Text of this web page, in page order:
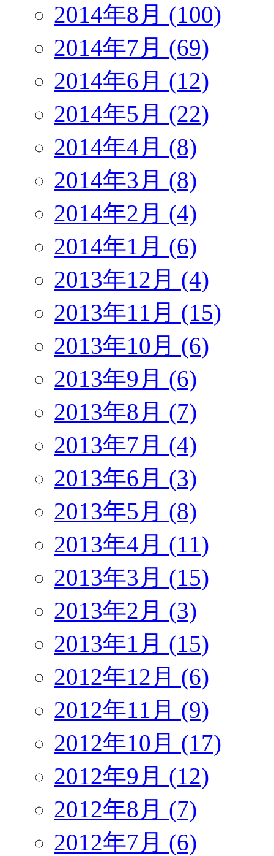
2014年8月 (100)
2014年7月 (69)
2014年6月 (12)
2014年5月 (22)
2014年4月 (8)
2014年3月 (8)
2014年2月 (4)
2014年1月 (6)
2013年12月 (4)
2013年11月 (15)
2013年10月 (6)
2013年9月 (6)
2013年8月 (7)
2013年7月 (4)
2013年6月 (3)
2013年5月 (8)
2013年4月 (11)
2013年3月 (15)
2013年2月 (3)
2013年1月 (15)
2012年12月 (6)
2012年11月 (9)
2012年10月 (17)
2012年9月 (12)
2012年8月 (7)
2012年7月 (6)